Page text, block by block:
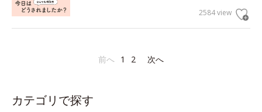
2584 view
前へ 1 2 次へ
カテゴリで探す